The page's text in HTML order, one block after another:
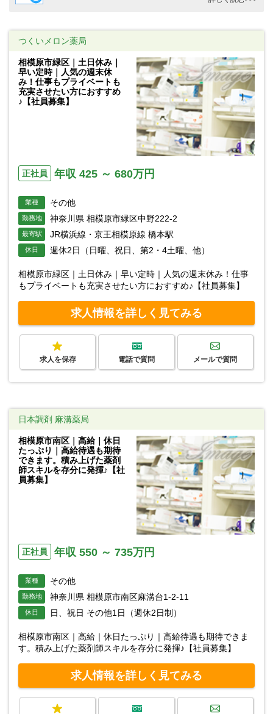
つくいメロン薬局
相模原市緑区｜土日休み｜
早い定時｜人気の週末休
み！仕事もプライベートも
充実させたい方におすすめ
♪【社員募集】
正社員 年収 425 ～ 680万円
業種 その他
勤務地 神奈川県 相模原市緑区中野222-2
最寄駅 JR横浜線・京王相模原線 橋本駅
休日 週休2日（日曜、祝日、第2・4土曜、他）
相模原市緑区｜土日休み｜早い定時｜人気の週末休み！仕事
もプライベートも充実させたい方におすすめ♪【社員募集】
求人情報を詳しく見てみる
求人を保存 電話で質問 メールで質問
日本調剤 麻溝薬局
相模原市南区｜高給｜休日
たっぷり｜高給待遇も期待
できます。積み上げた薬剤
師スキルを存分に発揮♪【社
員募集】
正社員 年収 550 ～ 735万円
業種 その他
勤務地 神奈川県 相模原市南区麻溝台1-2-11
休日 日、祝日 その他1日（週休2日制）
相模原市南区｜高給｜休日たっぷり｜高給待遇も期待できま
す。積み上げた薬剤師スキルを存分に発揮♪【社員募集】
求人情報を詳しく見てみる